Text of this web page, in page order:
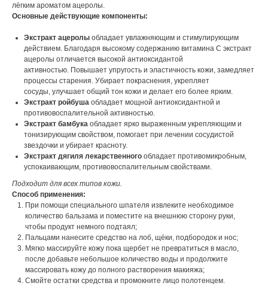
лёгким ароматом ацеролы.
Основные действующие компоненты:
Экстракт ацеролы обладает увлажняющим и стимулирующим
действием. Благодаря высокому содержанию витамина С экстракт
ацеролы отличается высокой антиоксидантой
активностью. Повышает упругость и эластичность кожи, замедляет
процессы старения. Убирает покраснения, укрепляет
сосуды, улучшает общий тон кожи и делает его более ярким.
Экстракт ройбуша обладает мощной антиоксидантной и
противовоспалительной активностью.
Экстракт бамбука обладает ярко выраженным укрепляющим и
тонизирующим свойством, помогает при лечении сосудистой
звездочки и убирает красноту.
Экстракт дягиля лекарственного обладает противомикробным,
успокаивающим, противовоспалительным свойствами.
Подходит для всех типов кожи.
Способ применения:
При помощи специального шпателя извлеките необходимое
количество бальзама и поместите на внешнюю сторону руки,
чтобы продукт немного подтаял;
Пальцами нанесите средство на лоб, щёки, подбородок и нос;
Мягко массируйте кожу пока щербет не превратиться в масло,
после добавьте небольшое количество воды и продолжите
массировать кожу до полного растворения макияжа;
Смойте остатки средства и промокните лицо полотенцем.